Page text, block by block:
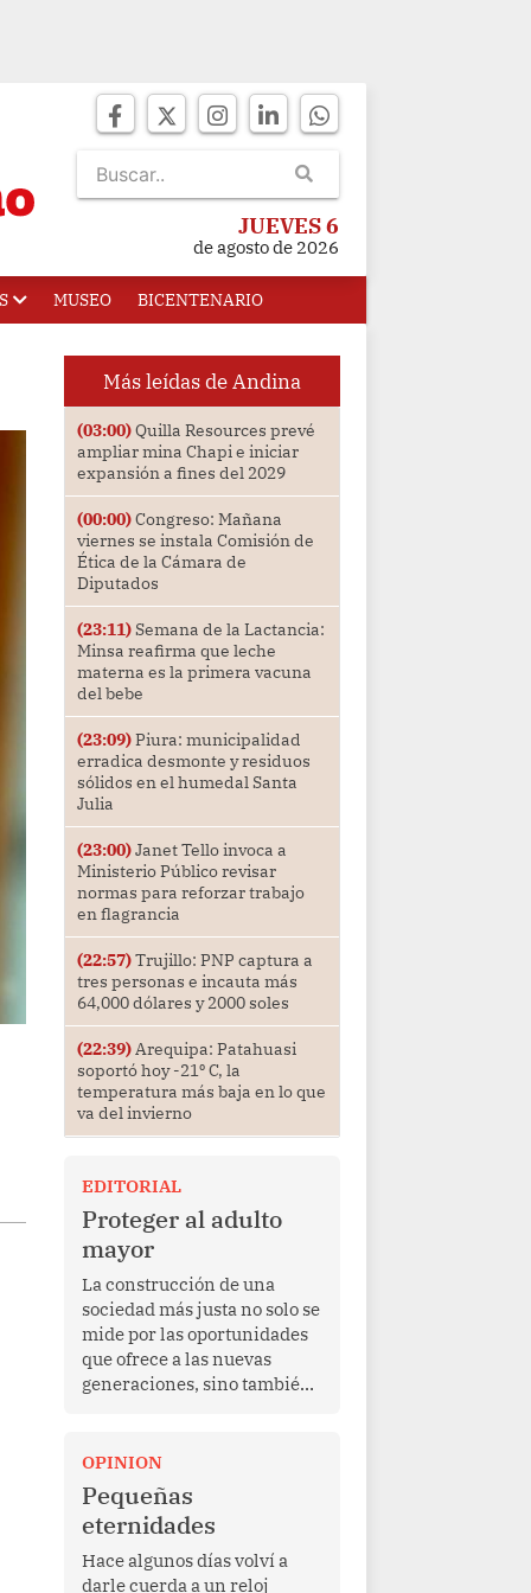
JUEVES 6
de agosto de 2026
MUSEO BICENTENARIO
Más leídas de Andina
(03:00)Quilla Resources prevé
ampliar mina Chapi e iniciar
expansión a fines del 2029
(00:00)Congreso: Mañana
viernes se instala Comisión de
Ética de la Cámara de
Diputados
(23:11)Semana de la Lactancia:
Minsa reafirma que leche
materna es la primera vacuna
del bebe
(23:09)Piura: municipalidad
erradica desmonte y residuos
sólidos en el humedal Santa
Julia
(23:00)Janet Tello invoca a
Ministerio Público revisar
normas para reforzar trabajo
en flagrancia
(22:57)Trujillo: PNP captura a
tres personas e incauta más
64,000 dólares y 2000 soles
(22:39)Arequipa: Patahuasi
soportó hoy -21⁰ C, la
temperatura más baja en lo que
va del invierno
EDITORIAL
Proteger al adulto
mayor
La construcción de una
sociedad más justa no solo se
mide por las oportunidades
que ofrece a las nuevas
generaciones, sino también
de una vida de esfuerzo y
trabajo, afrontan la vejez en
condiciones de
vulnerabilidad. El anuncio
formulado por la presidenta
de la república, Keiko
OPINION
Pequeñas
eternidades
Hace algunos días volví a
darle cuerda a un reloj